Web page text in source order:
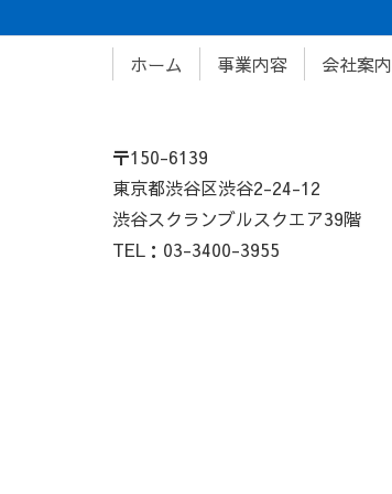
ホーム 事業内容 会社案内
〒150-6139
東京都渋谷区渋谷2-24-12
渋谷スクランブルスクエア39階
TEL：03-3400-3955